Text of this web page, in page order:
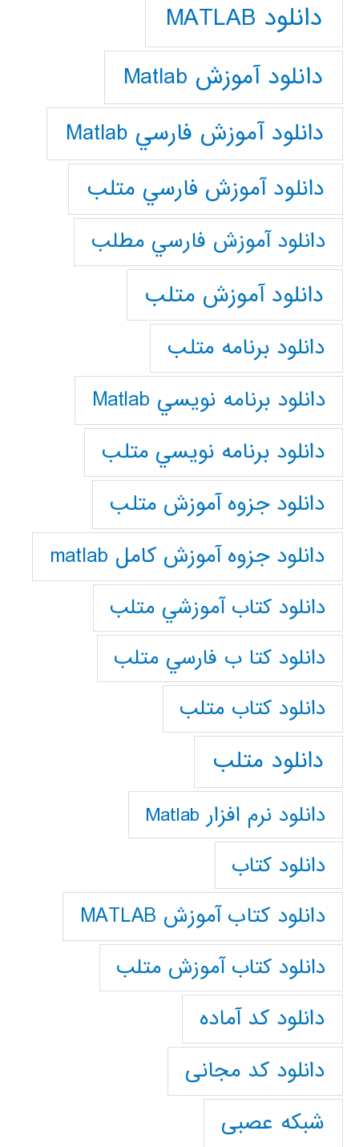
دانلود MATLAB
دانلود آموزش Matlab
دانلود آموزش فارسي Matlab
دانلود آموزش فارسي متلب
دانلود آموزش فارسي مطلب
دانلود آموزش متلب
دانلود برنامه متلب
دانلود برنامه نويسي Matlab
دانلود برنامه نويسي متلب
دانلود جزوه آموزش متلب
دانلود جزوه آموزش کامل matlab
دانلود كتاب آموزشي متلب
دانلود كتا ب فارسي متلب
دانلود كتاب متلب
دانلود متلب
دانلود نرم افزار Matlab
دانلود کتاب
دانلود کتاب آموزش MATLAB
دانلود کتاب آموزش متلب
دانلود کد آماده
دانلود کد مجانی
شبکه عصبی